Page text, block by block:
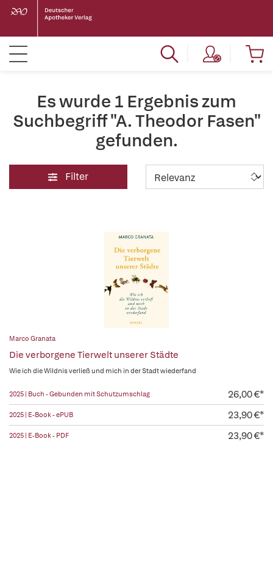
Es wurde 1 Ergebnis zum
Suchbegriff "A. Theodor Fasen"
gefunden.
Filter
Marco Granata
Die verborgene Tierwelt unserer Städte
Wie ich die Wildnis verließ und mich in der Stadt wiederfand
2025 | Buch - Gebunden mit Schutzumschlag 26,00 €*
2025 | E-Book - ePUB 23,90 €*
2025 | E-Book - PDF 23,90 €*